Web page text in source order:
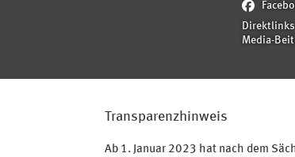
Media-
Transparenzhinweis
Ab 1. Januar 2023 hat nach dem